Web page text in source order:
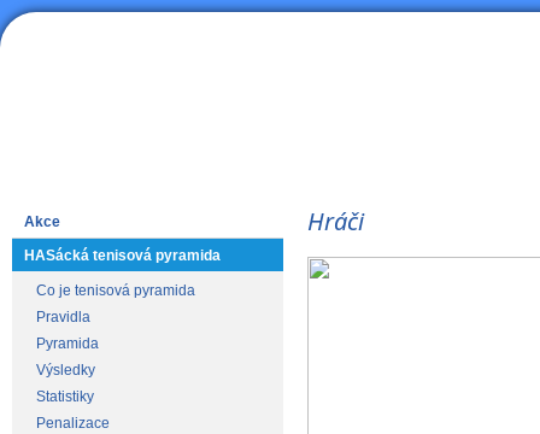
Akce
HASácká tenisová pyramida
Co je tenisová pyramida
Pravidla
Pyramida
Výsledky
Statistiky
Penalizace
Hráči